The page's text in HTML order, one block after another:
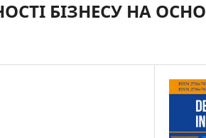
БІЗНЕСУ НА